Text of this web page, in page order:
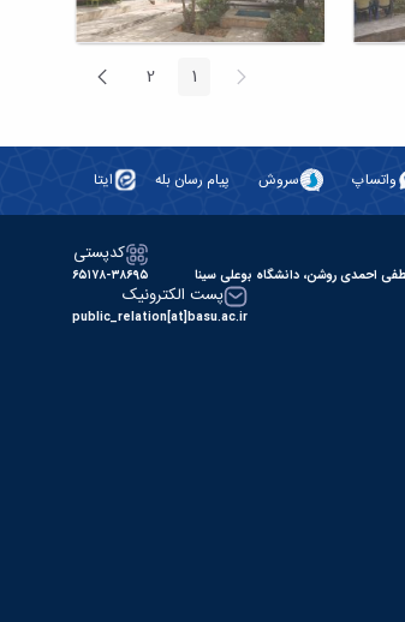
پیغام
قبلی صفحه1 صفحه2 صفحه
بعد
واتساپ سروش پیام رسان بله ایتا
احمدی روشن، دانشگاه بوعلی سینا
کدپستی
۶۵۱۷۸-۳۸۶۹۵
پست الکترونیک
public_relation[at]basu.ac.ir